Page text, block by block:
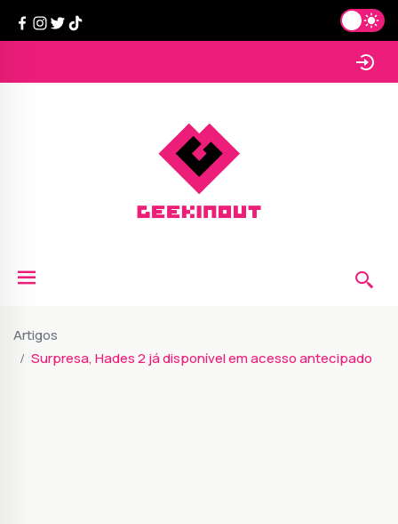
Artigos
Surpresa, Hades 2 já disponível em acesso antecipado